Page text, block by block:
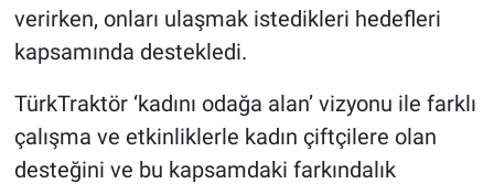
verirken, onları ulaşmak istedikleri hedefleri
kapsamında destekledi.
TürkTraktör ‘kadını odağa alan’ vizyonu ile farklı
çalışma ve etkinliklerle kadın çiftçilere olan
desteğini ve bu kapsamdaki farkındalık